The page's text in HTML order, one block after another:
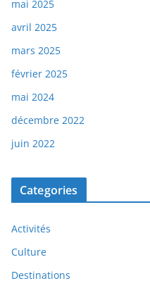
mai 2025
avril 2025
mars 2025
février 2025
mai 2024
décembre 2022
juin 2022
Categories
Activités
Culture
Destinations